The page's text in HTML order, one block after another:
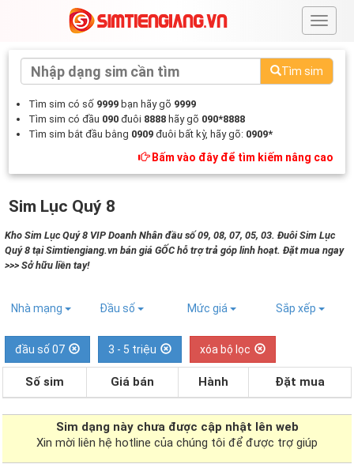
#
Tìm sim
Tìm sim có số 9999 bạn hãy gõ 9999
Tìm sim có đầu 090 đuôi 8888 hãy gõ 090*8888
Tìm sim bắt đầu bằng 0909 đuôi bất kỳ, hãy gõ: 0909*
Bấm vào đây để tìm kiếm nâng cao
Sim Lục Quý 8
Kho Sim Lục Quý 8 VIP Doanh Nhân đầu số 09, 08, 07, 05, 03. Đuôi Sim Lục
Quý 8 tại Simtiengiang.vn bán giá GỐC hỗ trợ trả góp linh hoạt. Đặt mua ngay
>>> Sở hữu liền tay!
Nhà mạng Đầu số Mức giá Sắp xếp
đầu số 07 3 - 5 triệu xóa bộ lọc
Số sim Giá bán Hành Đặt mua
Sim dạng này chưa được cập nhật lên web
Xin mời liên hệ hotline của chúng tôi để được trợ giúp